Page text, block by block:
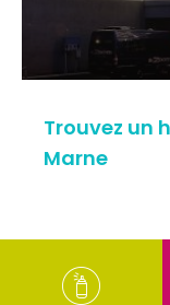
Trouvez un
Marne